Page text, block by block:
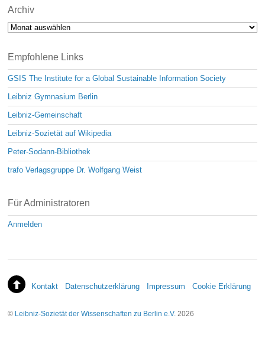
Archiv
Archiv
Empfohlene Links
GSIS The Institute for a Global Sustainable Information Society
Leibniz Gymnasium Berlin
Leibniz-Gemeinschaft
Leibniz-Sozietät auf Wikipedia
Peter-Sodann-Bibliothek
trafo Verlagsgruppe Dr. Wolfgang Weist
Für Administratoren
Anmelden
Kontakt Datenschutzerklärung Impressum Cookie Erklärung
© Leibniz-Sozietät der Wissenschaften zu Berlin e.V. 2026